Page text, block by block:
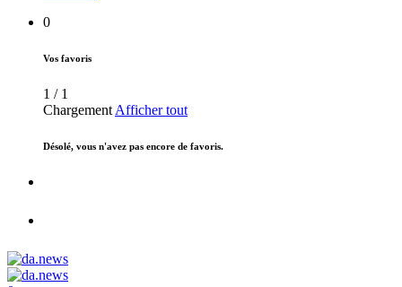
0
Vos favoris
1 / 1
Chargement Afficher tout
Désolé, vous n'avez pas encore de favoris.